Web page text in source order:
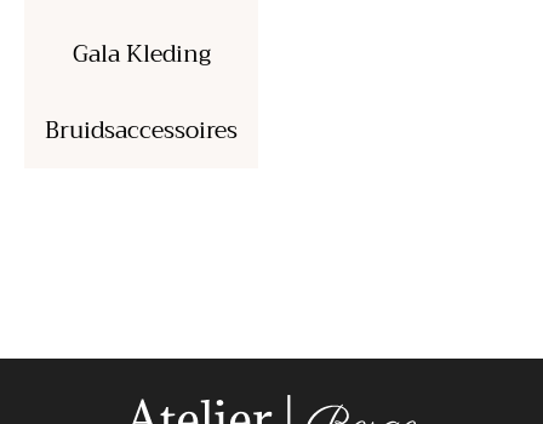
Gala Kleding
Bruidsaccessoires